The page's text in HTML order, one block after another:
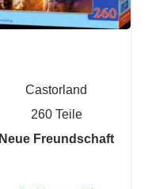
Castorland
260 Teile
Neue Freundschaft